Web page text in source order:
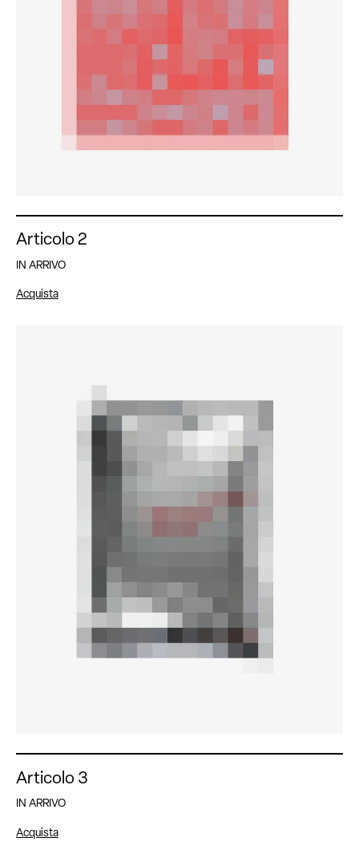
Articolo 2
IN ARRIVO
Acquista
Articolo 3
IN ARRIVO
Acquista